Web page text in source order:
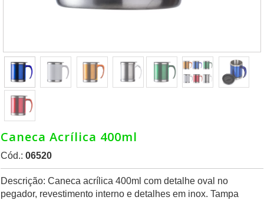
Caneca Acrílica 400ml
Cód.: 06520
Descrição: Caneca acrílica 400ml com detalhe oval no
pegador, revestimento interno e detalhes em inox. Tampa